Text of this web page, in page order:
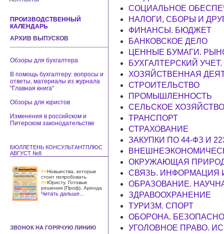
ПРОИЗВОДСТВЕННЫЙ
КАЛЕНДАРЬ
АРХИВ ВЫПУСКОВ
Обзоры для бухгалтера
В помощь бухгалтеру: вопросы и
ответы, материалы из журнала
"Главная книга"
Обзоры для юристов
Изменения в российском и
Питерском законодательстве
БЮЛЛЕТЕНЬ КОНСУЛЬТАНТПЛЮС
АВГУСТ №8
>>Новшества, которые
стоит попробовать
>>Юристу. Готовые
решения (Проф). Аренда
Читать дальше...
ЗВОНОК НА ГОРЯЧУЮ ЛИНИЮ
СОЦИАЛЬНОЕ
НАЛОГИ, СБОРЫ И
ФИНАНСЫ. БЮДЖЕТ
БАНКОВСКОЕ ДЕЛО
ЦЕННЫЕ БУМАГИ.
БУХГАЛТЕРСКИЙ
ХОЗЯЙСТВЕННАЯ
СТРОИТЕЛЬСТВО
ПРОМЫШЛЕННОСТЬ
СЕЛЬСКОЕ ХОЗЯЙСТВО
ТРАНСПОРТ
СТРАХОВАНИЕ
ЗАКУПКИ ПО 44-ФЗ И
ОКРУЖАЮЩАЯ
СВЯЗЬ. ИНФОРМАЦИЯ
ОБРАЗОВАНИЕ.
ЗДРАВООХРАНЕНИЕ
ТУРИЗМ. СПОРТ
ОБОРОНА.
УГОЛОВНОЕ ПРАВО.